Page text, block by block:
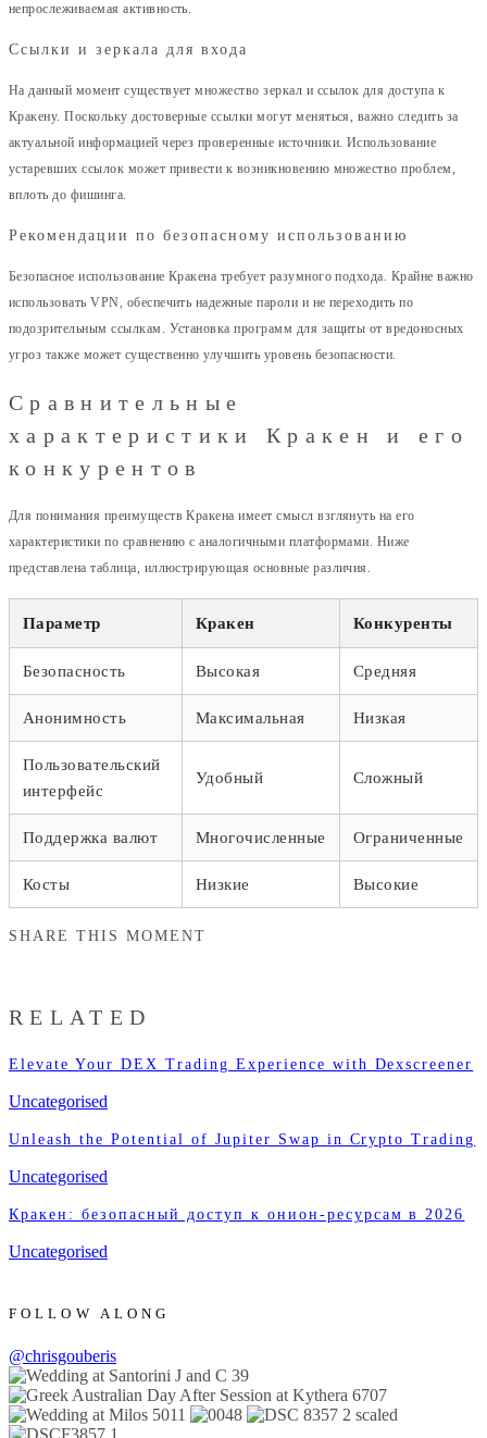
непрослеживаемая активность.
Ссылки и зеркала для входа
На данный момент существует множество зеркал и ссылок для доступа к
Кракену. Поскольку достоверные ссылки могут меняться, важно следить за
актуальной информацией через проверенные источники. Использование
устаревших ссылок может привести к возникновению множество проблем,
вплоть до фишинга.
Рекомендации по безопасному использованию
Безопасное использование Кракена требует разумного подхода. Крайне важно
использовать VPN, обеспечить надежные пароли и не переходить по
подозрительным ссылкам. Установка программ для защиты от вредоносных
угроз также может существенно улучшить уровень безопасности.
Сравнительные
характеристики Кракен и его
конкурентов
Для понимания преимуществ Кракена имеет смысл взглянуть на его
характеристики по сравнению с аналогичными платформами. Ниже
представлена таблица, иллюстрирующая основные различия.
Параметр Кракен Конкуренты
Безопасность Высокая Средняя
Анонимность Максимальная Низкая
Пользовательский
интерфейс
Удобный Сложный
Поддержка валют Многочисленные Ограниченные
Косты Низкие Высокие
SHARE THIS MOMENT
RELATED
Elevate Your DEX Trading Experience with Dexscreener
Uncategorised
Unleash the Potential of Jupiter Swap in Crypto Trading
Uncategorised
Кракен: безопасный доступ к онион-ресурсам в 2026
Uncategorised
FOLLOW ALONG
@chrisgouberis